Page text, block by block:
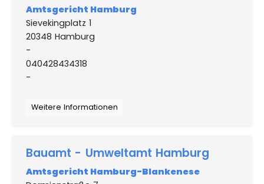
Amtsgericht Hamburg
Sievekingplatz 1
20348 Hamburg
-
040428434318
-
Weitere Informationen
Bauamt - Umweltamt Hamburg
Amtsgericht Hamburg-Blankenese